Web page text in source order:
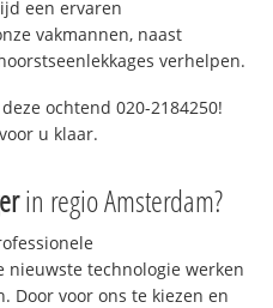
een ervaren
vakmannen, naast
verhelpen.
ochtend 020-2184250!
u klaar.
in regio Amsterdam?
nieuwste technologie werken
Door voor ons te kiezen en